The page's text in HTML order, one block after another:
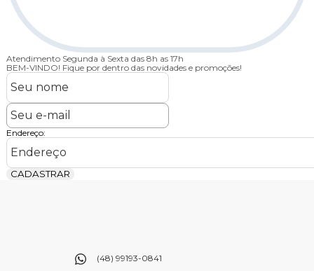
Atendimento Segunda à Sexta das 8h as 17h
BEM-VINDO! Fique por dentro das novidades e promoções!
Endereço:
CADASTRAR
(48) 99193-0841